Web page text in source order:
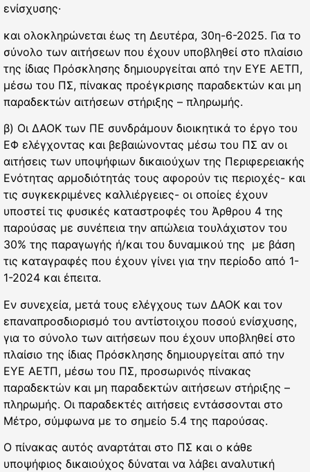
ενίσχυσης·
και ολοκληρώνεται έως τη Δευτέρα, 30η-6-2025. Για το
σύνολο των αιτήσεων που έχουν υποβληθεί στο πλαίσιο
της ίδιας Πρόσκλησης δημιουργείται από την ΕΥΕ ΑΕΤΠ,
μέσω του ΠΣ, πίνακας προέγκρισης παραδεκτών και μη
παραδεκτών αιτήσεων στήριξης – πληρωμής.
β) Οι ΔΑΟΚ των ΠΕ συνδράμουν διοικητικά το έργο του
ΕΦ ελέγχοντας και βεβαιώνοντας μέσω του ΠΣ αν οι
αιτήσεις των υποψήφιων δικαιούχων της Περιφερειακής
Ενότητας αρμοδιότητάς τους αφορούν τις περιοχές- και
τις συγκεκριμένες καλλιέργειες- οι οποίες έχουν
υποστεί τις φυσικές καταστροφές του Άρθρου 4 της
παρούσας με συνέπεια την απώλεια τουλάχιστον του
30% της παραγωγής ή/και του δυναμικού της με βάση
τις καταγραφές που έχουν γίνει για την περίοδο από 1-
1-2024 και έπειτα.
Εν συνεχεία, μετά τους ελέγχους των ΔΑΟΚ και τον
επαναπροσδιορισμό του αντίστοιχου ποσού ενίσχυσης,
για το σύνολο των αιτήσεων που έχουν υποβληθεί στο
πλαίσιο της ίδιας Πρόσκλησης δημιουργείται από την
ΕΥΕ ΑΕΤΠ, μέσω του ΠΣ, προσωρινός πίνακας
παραδεκτών και μη παραδεκτών αιτήσεων στήριξης –
πληρωμής. Οι παραδεκτές αιτήσεις εντάσσονται στο
Μέτρο, σύμφωνα με το σημείο 5.4 της παρούσας.
Ο πίνακας αυτός αναρτάται στο ΠΣ και ο κάθε
υποψήφιος δικαιούχος δύναται να λάβει αναλυτική